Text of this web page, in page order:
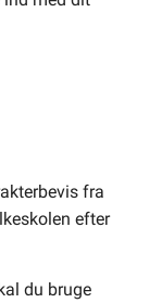
fra
efter
du bruge